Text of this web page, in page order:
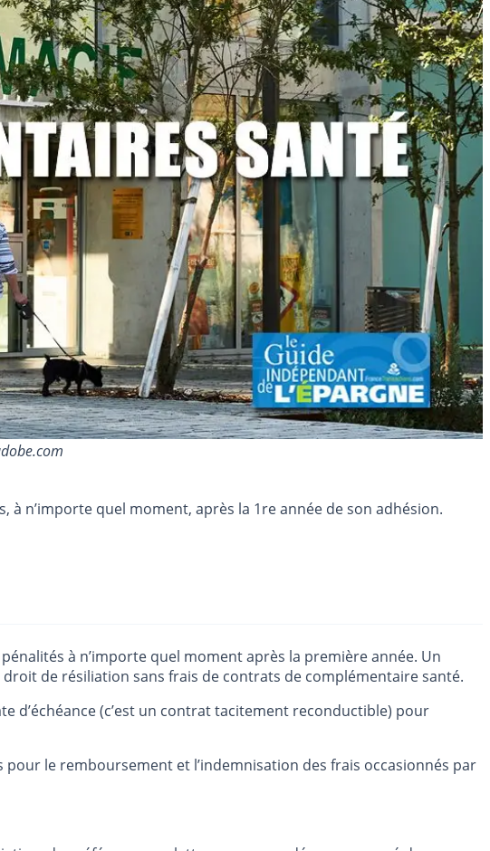
n’importe quel moment, après la 1re année de son adhésion.
à n’importe quel moment après la première année. Un
de résiliation sans frais de contrats de complémentaire santé.
d’échéance (c’est un contrat tacitement reconductible) pour
le remboursement et l’indemnisation des frais occasionnés par